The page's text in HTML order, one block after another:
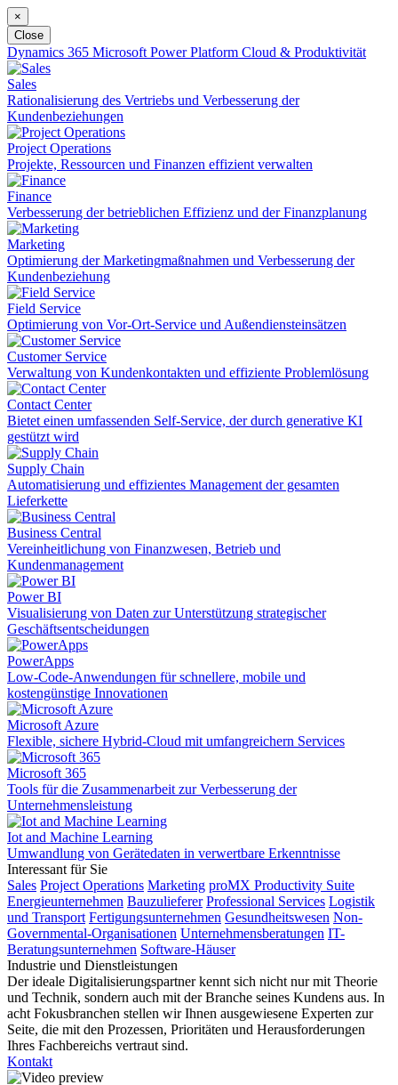
×
Close
Dynamics 365 Microsoft Power Platform Cloud & Produktivität
Sales
Rationalisierung des Vertriebs und Verbesserung der
Kundenbeziehungen
Project Operations
Projekte, Ressourcen und Finanzen effizient verwalten
Finance
Verbesserung der betrieblichen Effizienz und der Finanzplanung
Marketing
Optimierung der Marketingmaßnahmen und Verbesserung der
Kundenbeziehung
Field Service
Optimierung von Vor-Ort-Service und Außendiensteinsätzen
Customer Service
Verwaltung von Kundenkontakten und effiziente Problemlösung
Contact Center
Bietet einen umfassenden Self-Service, der durch generative KI
gestützt wird
Supply Chain
Automatisierung und effizientes Management der gesamten
Lieferkette
Business Central
Vereinheitlichung von Finanzwesen, Betrieb und
Kundenmanagement
Power BI
Visualisierung von Daten zur Unterstützung strategischer
Geschäftsentscheidungen
PowerApps
Low-Code-Anwendungen für schnellere, mobile und
kostengünstige Innovationen
Microsoft Azure
Flexible, sichere Hybrid-Cloud mit umfangreichern Services
Microsoft 365
Tools für die Zusammenarbeit zur Verbesserung der
Unternehmensleistung
Iot and Machine Learning
Umwandlung von Gerätedaten in verwertbare Erkenntnisse
Interessant für Sie
Sales Project Operations Marketing proMX Productivity Suite
Energieunternehmen Bauzulieferer Professional Services Logistik
und Transport Fertigungsunternehmen Gesundheitswesen Non-
Governmental-Organisationen Unternehmensberatungen IT-
Beratungsunternehmen Software-Häuser
Industrie und Dienstleistungen
Der ideale Digitalisierungspartner kennt sich nicht nur mit Theorie
und Technik, sondern auch mit der Branche seines Kundens aus. In
acht Fokusbranchen stellen wir Ihnen ausgewiesene Experten zur
Seite, die mit den Prozessen, Prioritäten und Herausforderungen
Ihres Fachbereichs vertraut sind.
Kontakt